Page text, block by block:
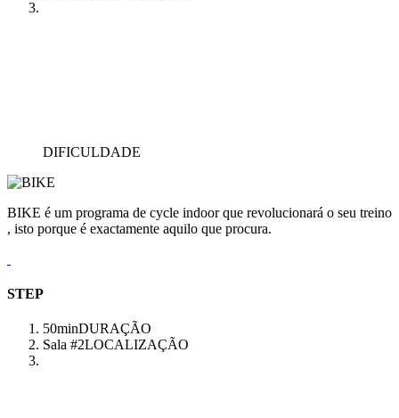
DIFICULDADE
BIKE é um programa de cycle indoor que revolucionará o seu treino
, isto porque é exactamente aquilo que procura.
STEP
50minDURAÇÃO
Sala #2LOCALIZAÇÃO